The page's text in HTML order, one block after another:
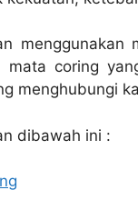
menggunakan
mata coring
menghubungi
dibawah ini :